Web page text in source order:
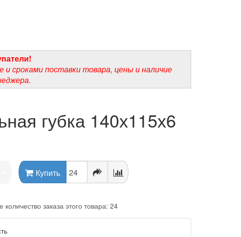
сроками поставки товара, цены и наличие
губка 140х115х6
Купить
заказа этого товара: 24